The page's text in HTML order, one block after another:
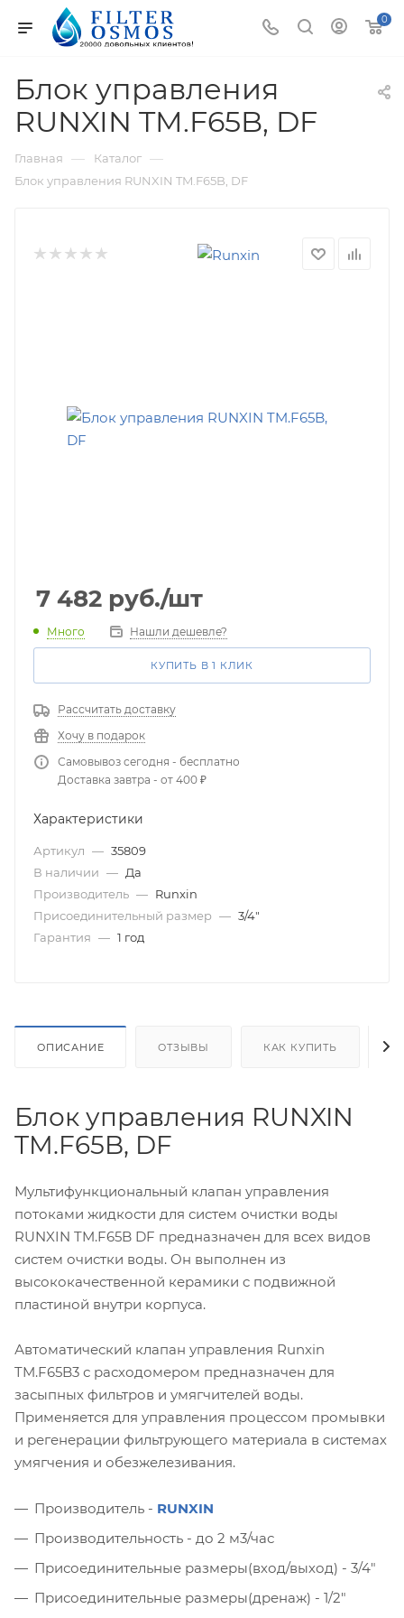
0
Блок управления
RUNXIN TM.F65B, DF
Главная — Каталог —
Блок управления RUNXIN TM.F65B, DF
7 482 руб./шт
Много Нашли дешевле?
КУПИТЬ В 1 КЛИК
Рассчитать доставку
Хочу в подарок
Самовывоз сегодня - бесплатно
Доставка завтра - от 400 ₽
Характеристики
Артикул — 35809
В наличии — Да
Производитель — Runxin
Присоединительный размер — 3/4"
Гарантия — 1 год
ОПИСАНИЕ ОТЗЫВЫ КАК КУПИТЬ
Блок управления RUNXIN
TM.F65B, DF
Мультифункциональный клапан управления
потоками жидкости для систем очистки воды
RUNXIN TM.F65B DF предназначен для всех видов
систем очистки воды. Он выполнен из
высококачественной керамики c подвижной
пластиной внутри корпуса.
Автоматический клапан управления Runxin
TM.F65B3 с расходомером предназначен для
засыпных фильтров и умягчителей воды.
Применяется для управления процессом промывки
и регенерации фильтрующего материала в системах
умягчения и обезжелезивания.
Производитель - RUNXIN
Производительность - до 2 м3/час
Присоединительные размеры(вход/выход) - 3/4"
Присоединительные размеры(дренаж) - 1/2"